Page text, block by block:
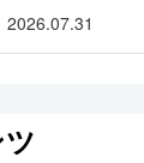
2026.07.31